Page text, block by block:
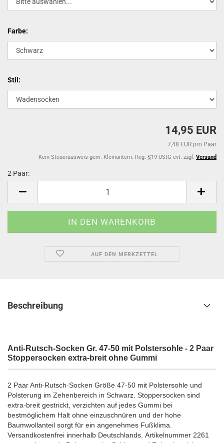
Farbe:
Stil:
14,95 EUR
7,48 EUR pro Paar
Kein Steuerausweis gem. Kleinuntern.-Reg. §19 UStG evt. zzgl. Versand
2 Paar:
Paar
AUF DEN MERKZETTEL
Beschreibung
Anti-Rutsch-Socken Gr. 47-50 mit Polstersohle - 2 Paar
Stoppersocken extra-breit ohne Gummi
2 Paar Anti-Rutsch-Socken Größe 47-50 mit Polstersohle und
Polsterung im Zehenbereich in Schwarz. Stoppersocken sind
extra-breit gestrickt, verzichten auf jedes Gummi bei
bestmöglichem Halt ohne einzuschnüren und der hohe
Baumwollanteil sorgt für ein angenehmes Fußklima.
Versandkostenfrei innerhalb Deutschlands. Artikelnummer 2261